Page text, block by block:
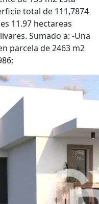
total de 111,7874
11.97 hectareas
Sumado a: -Una
parcela de 2463 m2